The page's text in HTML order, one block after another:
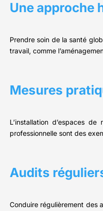
Une approche
Prendre soin de la santé
travail, comme
Mesures
L’installation d’espaces
professionnelle sont des
Audits
Conduire régulièrement des